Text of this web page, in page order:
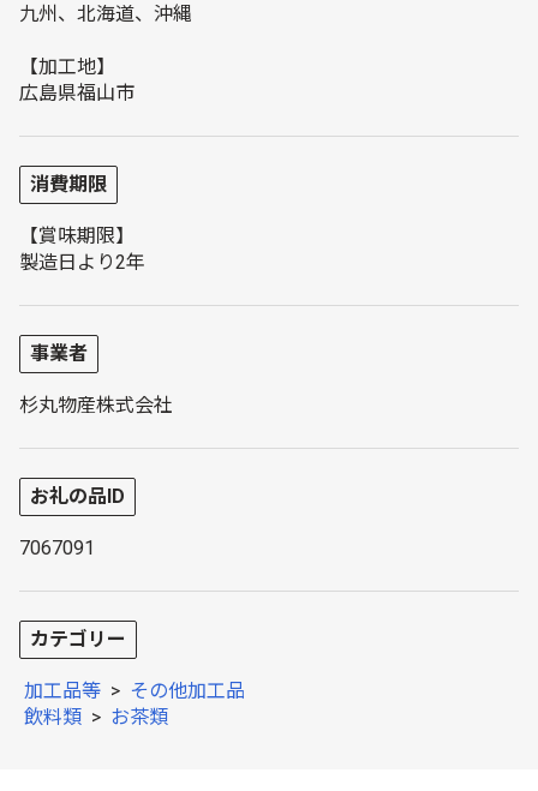
九州、北海道、沖縄
【加工地】
広島県福山市
消費期限
【賞味期限】
製造日より2年
事業者
杉丸物産株式会社
お礼の品ID
7067091
カテゴリー
加工品等 > その他加工品
飲料類 > お茶類